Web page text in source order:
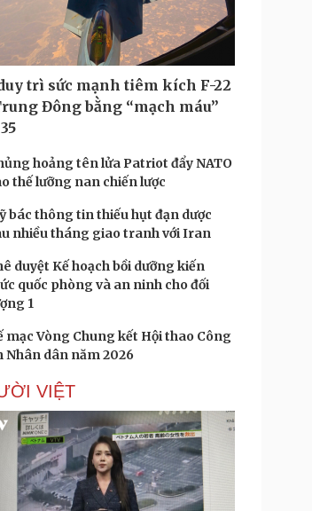
Tin Công nghệ
Trải nghiệm
Chuyển đổi số
Podcast
Câu chuyện thời sự
Cửa sổ tình yêu
Kể chuyện cho bé
Hạt giống tâm hồn
trì sức mạnh tiêm kích F-22
Đông bằng “mạch máu”
hoảng tên lửa Patriot đẩy NATO
thế lưỡng nan chiến lược
bác thông tin thiếu hụt đạn dược
nhiều tháng giao tranh với Iran
duyệt Kế hoạch bồi dưỡng kiến
quốc phòng và an ninh cho đối
1
mạc Vòng Chung kết Hội thao Công
Nhân dân năm 2026
VIỆT